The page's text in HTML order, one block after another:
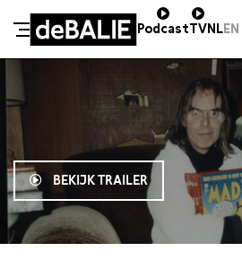
De Balie
PodcastTVNLEN
BEKIJK TRAILER